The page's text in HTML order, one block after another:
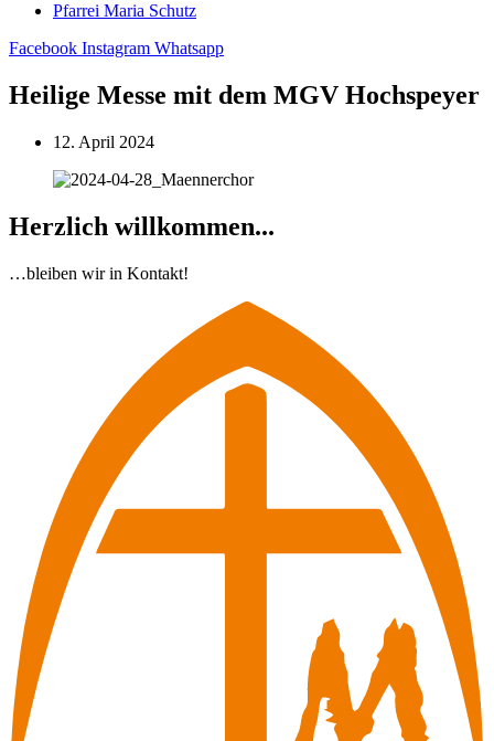
Pfarrei Maria Schutz
Facebook Instagram Whatsapp
Heilige Messe mit dem MGV Hochspeyer
12. April 2024
Herzlich willkommen...
…bleiben wir in Kontakt!